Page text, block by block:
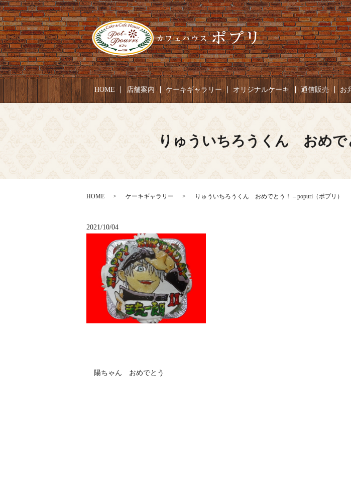
HOME 店舗案内 ケーキギャラリー オリジナルケーキ 通信販売 お
りゅういちろうくん おめで
HOME ケーキギャラリー りゅういちろうくん おめでとう！ – popuri（ポプリ）
2021/10/04
陽ちゃん おめでとう